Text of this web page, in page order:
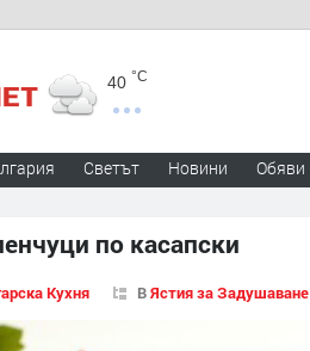
40 °C
Светът Новини Обяви
по касапски
Кухня ВЯстия за Задушаване